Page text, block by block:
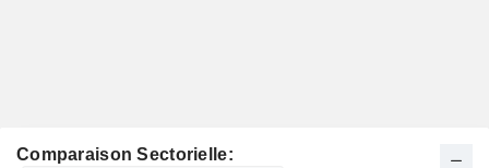
Comparaison Sectorielle: